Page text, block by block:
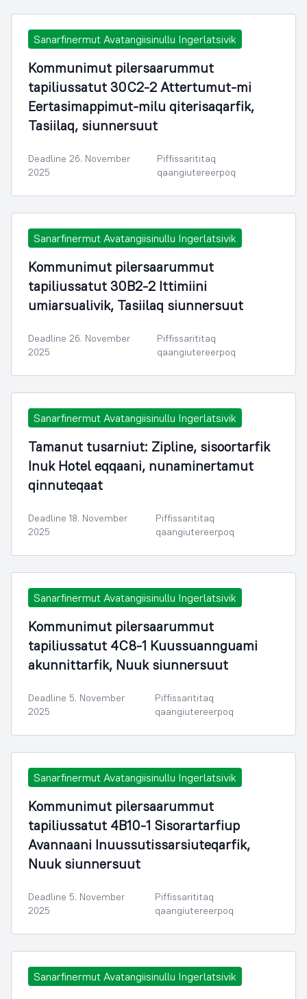
Sanarfinermut Avatangiisinullu Ingerlatsivik
Kommunimut pilersaarummut
tapiliussatut 30C2-2 Attertumut-mi
Eertasimappimut-milu qiterisaqarfik,
Tasiilaq, siunnersuut
Deadline 26. November
2025
Piffissarititaq
qaangiutereerpoq
Sanarfinermut Avatangiisinullu Ingerlatsivik
Kommunimut pilersaarummut
tapiliussatut 30B2-2 Ittimiini
umiarsualivik, Tasiilaq siunnersuut
Deadline 26. November
2025
Piffissarititaq
qaangiutereerpoq
Sanarfinermut Avatangiisinullu Ingerlatsivik
Tamanut tusarniut: Zipline, sisoortarfik
Inuk Hotel eqqaani, nunaminertamut
qinnuteqaat
Deadline 18. November
2025
Piffissarititaq
qaangiutereerpoq
Sanarfinermut Avatangiisinullu Ingerlatsivik
Kommunimut pilersaarummut
tapiliussatut 4C8-1 Kuussuannguami
akunnittarfik, Nuuk siunnersuut
Deadline 5. November
2025
Piffissarititaq
qaangiutereerpoq
Sanarfinermut Avatangiisinullu Ingerlatsivik
Kommunimut pilersaarummut
tapiliussatut 4B10-1 Sisorartarfiup
Avannaani Inuussutissarsiuteqarfik,
Nuuk siunnersuut
Deadline 5. November
2025
Piffissarititaq
qaangiutereerpoq
Sanarfinermut Avatangiisinullu Ingerlatsivik